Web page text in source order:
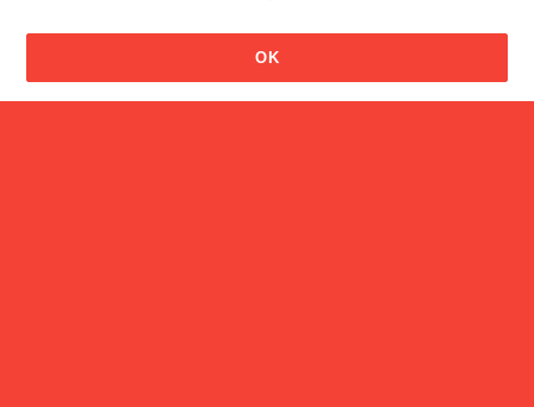
Glicoクイズ【ビスコ編（へ
OK